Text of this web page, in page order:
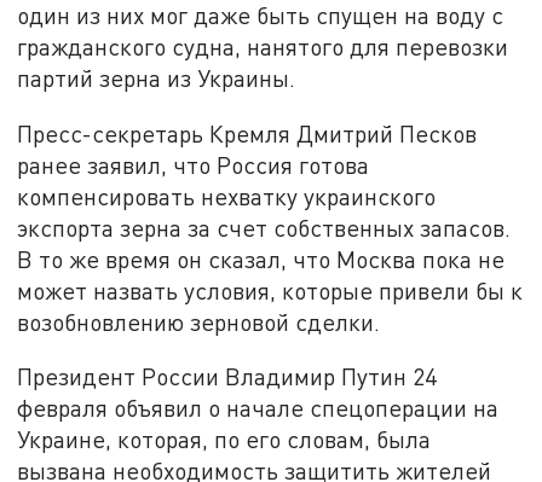
один из них мог даже быть спущен на воду с
гражданского судна, нанятого для перевозки
партий зерна из Украины.
Пресс-секретарь Кремля Дмитрий Песков
ранее заявил, что Россия готова
компенсировать нехватку украинского
экспорта зерна за счет собственных запасов.
В то же время он сказал, что Москва пока не
может назвать условия, которые привели бы к
возобновлению зерновой сделки.
Президент России Владимир Путин 24
февраля объявил о начале спецоперации на
Украине, которая, по его словам, была
вызвана необходимость защитить жителей